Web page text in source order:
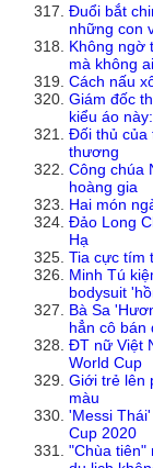
Đuổi bắt
những con
Không ngờ
mà không
Cách nấu
Giám đốc
kiểu áo
Đối thủ của
thương
Công chúa
hoàng gia
Hai món
Đảo Long
Hạ
Tia cực tím
Minh Tú
bodysuit
Bà Sa
hẳn cô bán
ĐT nữ Việt
World Cup
Giới trẻ lên
màu
'Messi
Cup 2020
"Chùa tiên"